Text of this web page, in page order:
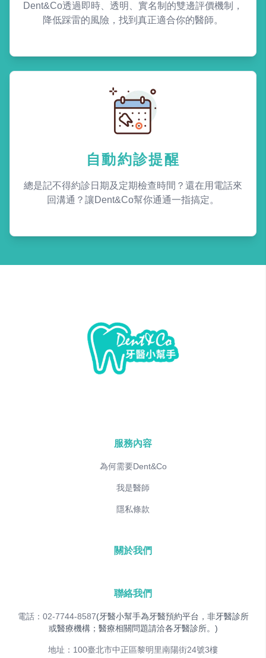
Dent&Co透過即時、透明、實名制的雙邊評價機制，
降低踩雷的風險，找到真正適合你的醫師。
自動約診提醒
總是記不得約診日期及定期檢查時間？還在用電話來
回溝通？讓Dent&Co幫你通通一指搞定。
服務內容
為何需要Dent&Co
我是醫師
隱私條款
關於我們
聯絡我們
電話：02-7744-8587(牙醫小幫手為牙醫預約平台，非牙醫診所
或醫療機構；醫療相關問題請洽各牙醫診所。)
地址：100臺北市中正區黎明里南陽街24號3樓